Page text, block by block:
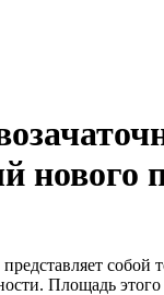
нового
собой
Площадь